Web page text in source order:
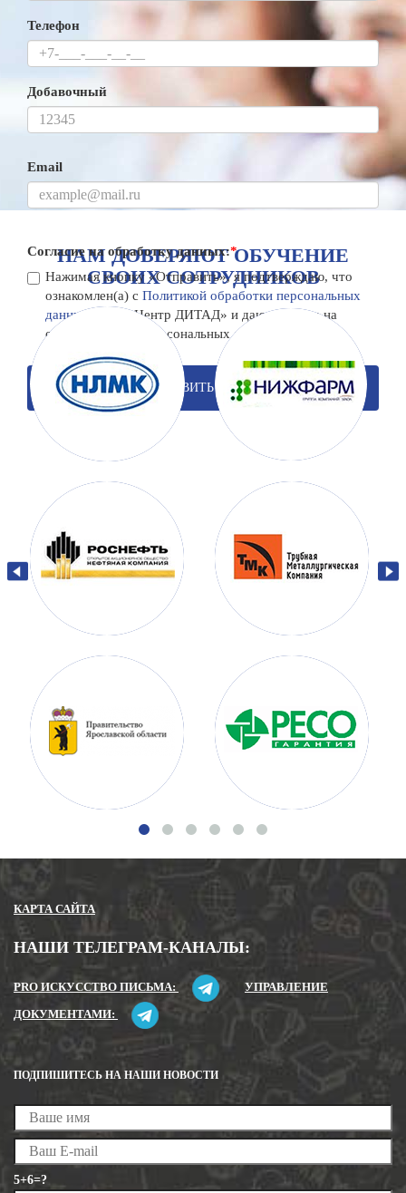
Телефон
Добавочный
Email
Согласие на обработку данных:*
Нажимая кнопку «Отправить», я подтверждаю, что
ознакомлен(а) с Политикой обработки персональных
данных
ООО «Центр ДИТАД» и даю согласие на
обработку моих персональных данных.
ОТПРАВИТЬ ЗАПРОС
НАМ ДОВЕРЯЮТ ОБУЧЕНИЕ
СВОИХ СОТРУДНИКОВ
КАРТА САЙТА
НАШИ ТЕЛЕГРАМ-КАНАЛЫ:
PRO ИСКУССТВО ПИСЬМА:
УПРАВЛЕНИЕ
ДОКУМЕНТАМИ:
ПОДПИШИТЕСЬ НА НАШИ НОВОСТИ
5+6=?